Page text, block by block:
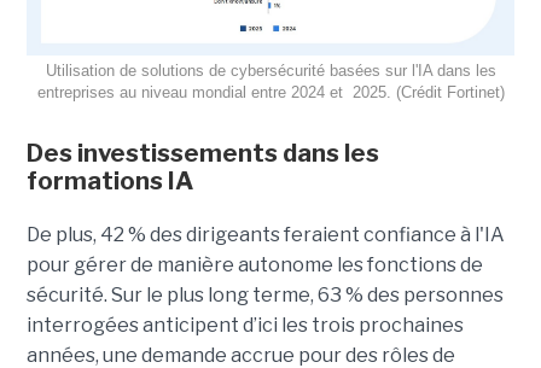
Utilisation de solutions de cybersécurité basées sur l'IA dans les
entreprises au niveau mondial entre 2024 et 2025. (Crédit Fortinet)
Des investissements dans les
formations IA
De plus, 42 % des dirigeants feraient confiance à l'IA
pour gérer de manière autonome les fonctions de
sécurité. Sur le plus long terme, 63 % des personnes
interrogées anticipent d’ici les trois prochaines
années, une demande accrue pour des rôles de